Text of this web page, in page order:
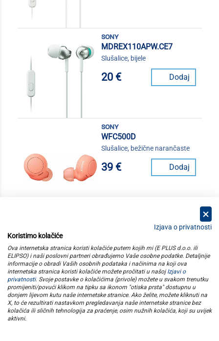
sony
MDREX110APW.CE7
Slušalice, bijele
20 € Dodaj
sony
WFC500D
Slušalice, bežične narančaste
39 € Dodaj
kategorije
elipso
informacije
pratite nas
Izjava o privatnosti
Koristimo kolačiće
Ova internetska stranica koristi kolačiće putem kojih mi (E PLUS d.o.o. ili
ELIPSO) i naši poslovni partneri obrađujemo Vaše osobne podatke. Detaljnije
informacije o obradi Vaših osobnih podataka i načinima na koji ova
internetska stranica koristi kolačiće možete pročitati u našoj Izjavi o
privatnosti. Svoje postavke o kolačićima (privole) možete u svakom trenutku
promijeniti/povući klikom na tipku sa ikonom "otiska prsta" dostupnu u
donjem lijevom kutu naše internetske stranice. Ako želite, možete kliknuti na
X, to će rezultirati nastavkom pregledavanja naše internetske stranice bez
kolačića ili sličnih tehnologija za praćenje, osim nužnih kolačića, koji su uvijek
aktivni.